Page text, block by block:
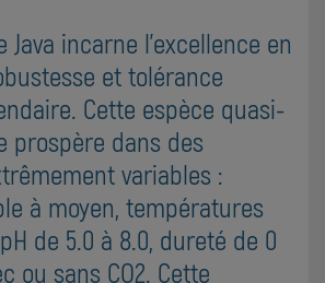
Java incarne l'excellence en
et tolérance
Cette espèce quasi-
prospère dans des
variables :
à moyen, températures
pH de 5.0 à 8.0, dureté de 0
ou sans CO2. Cette